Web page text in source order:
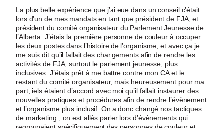
La plus belle expérience que j’ai eue dans un conseil c’était
lors d’un de mes mandats en tant que président de FJA, et
président du comité organisateur du Parlement Jeunesse de
l’Alberta. J’étais la première personne de couleur à occuper
les deux postes dans l’histoire de l’organisme, et avec ça je
me suis dit qu’il fallait des changements afin de rendre les
activités de FJA, surtout le parlement jeunesse, plus
inclusives. J’étais prêt à me battre contre mon CA et le
restant du comité organisateur, mais heureusement pour ma
part, iels étaient d’accord avec moi qu’il fallait instaurer des
nouvelles pratiques et procédures afin de rendre l’évènement
et l’organisme plus inclusif. On a donc changé nos tactiques
de marketing ; on est allés parler lors d’évènements qui